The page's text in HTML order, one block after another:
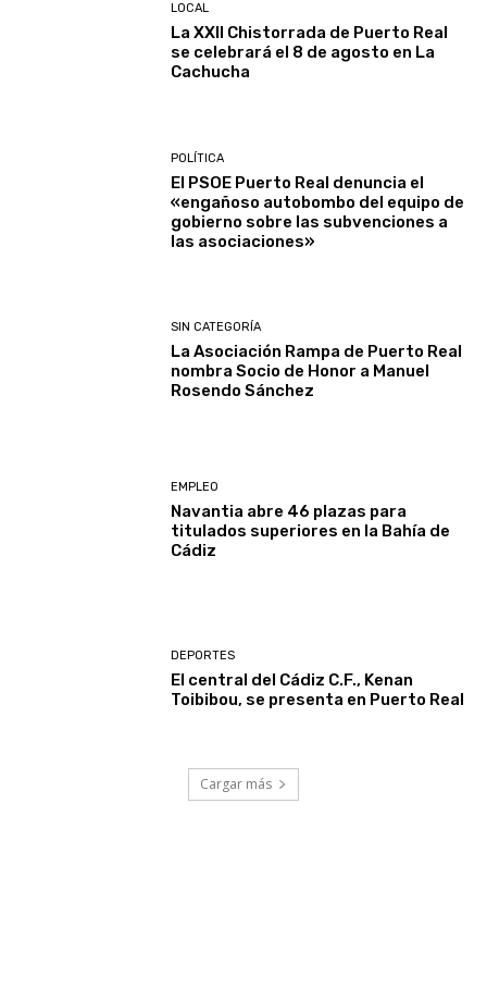
LOCAL
La XXII Chistorrada de Puerto Real
se celebrará el 8 de agosto en La
Cachucha
POLÍTICA
El PSOE Puerto Real denuncia el
«engañoso autobombo del equipo de
gobierno sobre las subvenciones a
las asociaciones»
SIN CATEGORÍA
La Asociación Rampa de Puerto Real
nombra Socio de Honor a Manuel
Rosendo Sánchez
EMPLEO
Navantia abre 46 plazas para
titulados superiores en la Bahía de
Cádiz
DEPORTES
El central del Cádiz C.F., Kenan
Toibibou, se presenta en Puerto Real
Cargar más